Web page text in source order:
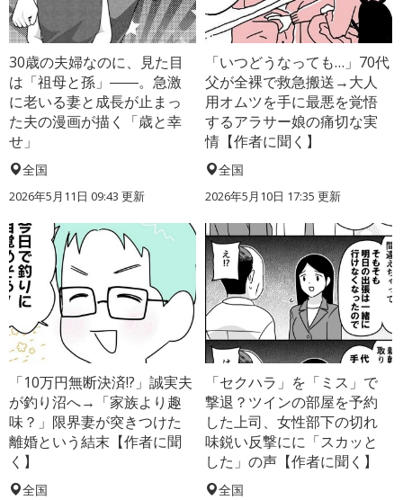
30歳の夫婦なのに、見た目
は「祖母と孫」――。急激
に老いる妻と成長が止まっ
た夫の漫画が描く「歳と幸
せ」
全国
2026年5月11日 09:43 更新
「いつどうなっても…」70代
父が全裸で救急搬送→大人
用オムツを手に最悪を覚悟
するアラサー娘の痛切な実
情【作者に聞く】
全国
2026年5月10日 17:35 更新
「10万円無断決済!?」誠実夫
が釣り沼へ→「家族より趣
味？」限界妻が突きつけた
離婚という結末【作者に聞
く】
全国
「セクハラ」を「ミス」で
撃退？ツインの部屋を予約
した上司、女性部下の切れ
味鋭い反撃にに「スカッと
した」の声【作者に聞く】
全国